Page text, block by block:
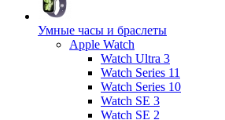
Умные часы и браслеты
Apple Watch
Watch Ultra 3
Watch Series 11
Watch Series 10
Watch SE 3
Watch SE 2